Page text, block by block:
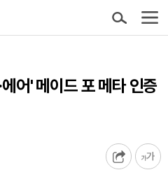
어' 메이드 포 메타 인증